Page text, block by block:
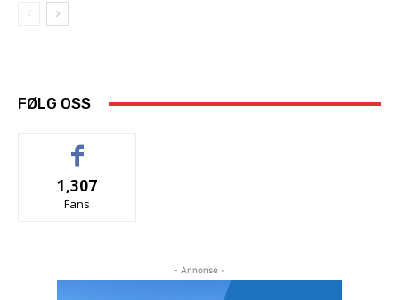
FØLG OSS
1,307
Fans
- Annonse -